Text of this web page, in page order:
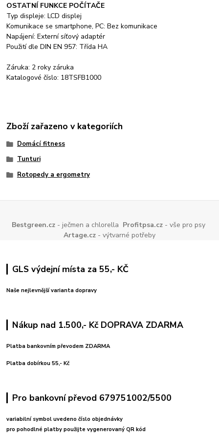
OSTATNÍ FUNKCE POČÍTAČE
Typ displeje: LCD displej
Komunikace se smartphone, PC: Bez komunikace
Napájení: Externí síťový adaptér
Použití dle DIN EN 957: Třída HA
Záruka: 2 roky záruka
Katalogové číslo: 18TSFB1000
Zboží zařazeno v kategoriích
Domácí fitness
Tunturi
Rotopedy a ergometry
Bestgreen.cz - ječmen a chlorella Profitpsa.cz - vše pro psy
Artage.cz - výtvarné potřeby
GLS výdejní místa za 55,- KČ
Naše nejlevnější varianta dopravy
Nákup nad 1.500,- Kč DOPRAVA ZDARMA
Platba bankovním převodem ZDARMA
Platba dobírkou 55,- Kč
Pro bankovní převod 679751002/5500
variabilní symbol uvedeno číslo objednávky
pro pohodlné platby použijte vygenerovaný QR kód